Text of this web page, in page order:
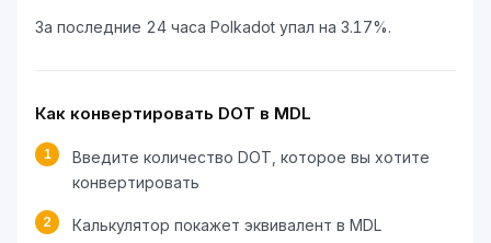
За последние 24 часа Polkadot упал на 3.17%.
Как конвертировать DOT в MDL
1
Введите количество DOT, которое вы хотите
конвертировать
2 Калькулятор покажет эквивалент в MDL